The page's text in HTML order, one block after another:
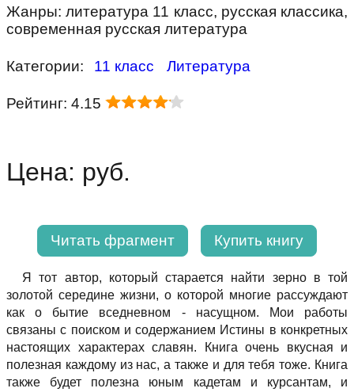
Жанры: литература 11 класс, русская классика,
современная русская литература
Категории: 11 класс Литература
Рейтинг: 4.15
Цена: руб.
Читать фрагмент Купить книгу
Я тот автор, который старается найти зерно в той
золотой середине жизни, о которой многие рассуждают
как о бытие вседневном - насущном. Мои работы
связаны с поиском и содержанием Истины в конкретных
настоящих характерах славян. Книга очень вкусная и
полезная каждому из нас, а также и для тебя тоже. Книга
также будет полезна юным кадетам и курсантам, и